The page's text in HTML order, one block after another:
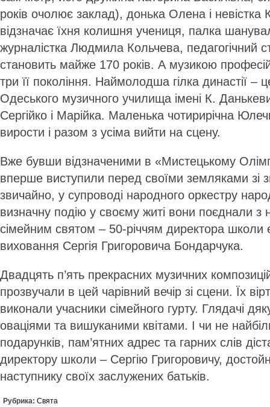
років очолює заклад), донька Олена і невістка
відзначає їхня колишня учениця, палка
журналістка Людмила Кольчева, педагогічний
становить майже 170 років. А музикою
три її покоління. Наймолодша гілка династії –
Одеського музичного училища імені К.
Сергійко і Марійка. Маленька чотирирічна
вирости і ра­зом з усіма вийти на сцену.
Вже бувши відзначеними в «Мистецькому
вперше виступили перед своїми земляками зі
звичайно, у супроводі народного оркестру
визначну подію у своєму житі вони поєднали
сімейним святом – 50-річчям директора школи
виховання Сергія Григоровича Бондарчука.
Двадцять п’ять прекрасних музичних
прозвучали в цей чарівний вечір зі сцени. Їх
виконали учасники сімейного гурту. Глядачі
оваціями та вишуканими квітами. І чи не
подарунків, пам’ятних адрес та гарних слів
директору школи – Сергію Григоровичу,
наступнику своїх заслужених батьків.
Рубрика: Свята